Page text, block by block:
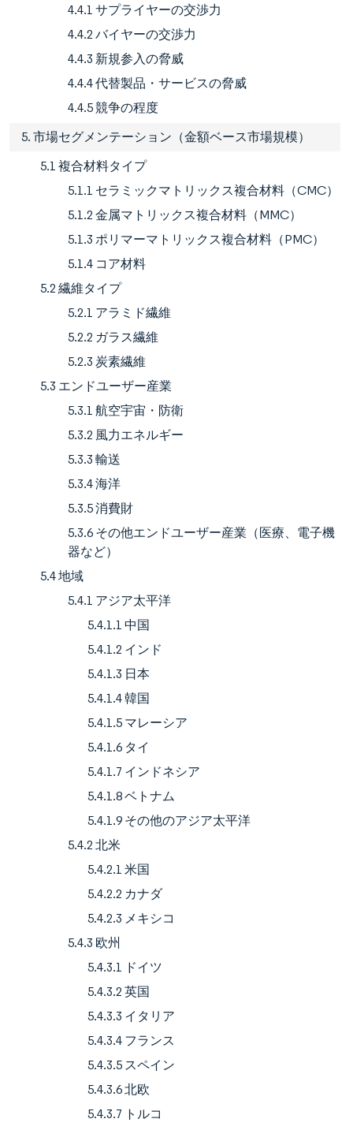
4.4.1 サプライヤーの交渉力
4.4.2 バイヤーの交渉力
4.4.3 新規参入の脅威
4.4.4 代替製品・サービスの脅威
4.4.5 競争の程度
5. 市場セグメンテーション（金額ベース市場規模）
5.1 複合材料タイプ
5.1.1 セラミックマトリックス複合材料（CMC）
5.1.2 金属マトリックス複合材料（MMC）
5.1.3 ポリマーマトリックス複合材料（PMC）
5.1.4 コア材料
5.2 繊維タイプ
5.2.1 アラミド繊維
5.2.2 ガラス繊維
5.2.3 炭素繊維
5.3 エンドユーザー産業
5.3.1 航空宇宙・防衛
5.3.2 風力エネルギー
5.3.3 輸送
5.3.4 海洋
5.3.5 消費財
5.3.6 その他エンドユーザー産業（医療、電子機
器など）
5.4 地域
5.4.1 アジア太平洋
5.4.1.1 中国
5.4.1.2 インド
5.4.1.3 日本
5.4.1.4 韓国
5.4.1.5 マレーシア
5.4.1.6 タイ
5.4.1.7 インドネシア
5.4.1.8 ベトナム
5.4.1.9 その他のアジア太平洋
5.4.2 北米
5.4.2.1 米国
5.4.2.2 カナダ
5.4.2.3 メキシコ
5.4.3 欧州
5.4.3.1 ドイツ
5.4.3.2 英国
5.4.3.3 イタリア
5.4.3.4 フランス
5.4.3.5 スペイン
5.4.3.6 北欧
5.4.3.7 トルコ